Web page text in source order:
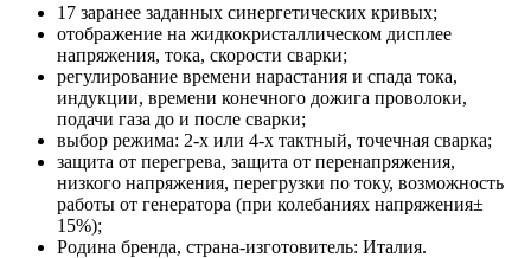
17 заранее заданных синергетических кривых;
отображение на жидкокристаллическом дисплее
напряжения, тока, скорости сварки;
регулирование времени нарастания и спада тока,
индукции, времени конечного дожига проволоки,
подачи газа до и после сварки;
выбор режима: 2-х или 4-х тактный, точечная сварка;
защита от перегрева, защита от перенапряжения,
низкого напряжения, перегрузки по току, возможность
работы от генератора (при колебаниях напряжения±
15%);
Родина бренда, страна-изготовитель: Италия.